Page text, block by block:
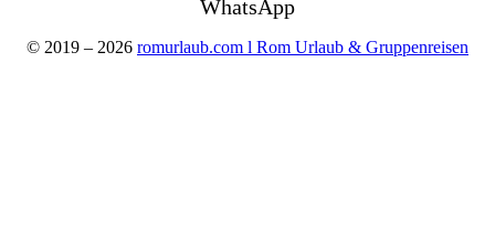
WhatsApp
© 2019 – 2026 romurlaub.com l Rom Urlaub & Gruppenreisen